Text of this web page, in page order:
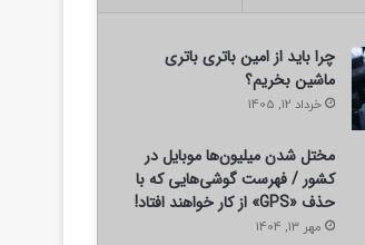
چرا باید از امین باتری باتری
ماشین بخریم؟
خرداد 12, 1405
مختل شدن میلیون‌ها موبایل در
کشور / فهرست گوشی‌هایی که با
حذف «GPS» از کار خواهند افتاد!
مهر 13, 1404